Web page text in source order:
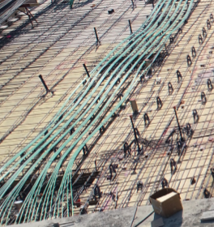
Motiva
Nossos Ativos